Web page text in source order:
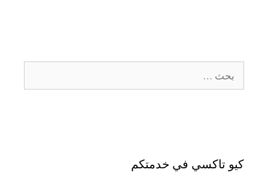
كيو تاكسي في خدمتكم